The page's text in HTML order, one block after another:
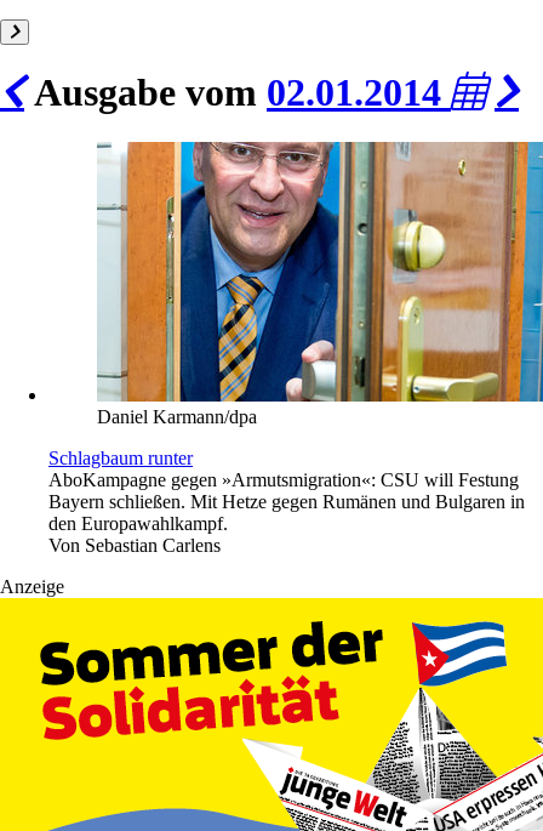
Ausgabe vom 02.01.2014
Daniel Karmann/dpa
Schlagbaum runter
AboKampagne gegen »Armutsmigration«: CSU will Festung
Bayern schließen. Mit Hetze gegen Rumänen und Bulgaren in
den Europawahlkampf.
Von Sebastian Carlens
Anzeige